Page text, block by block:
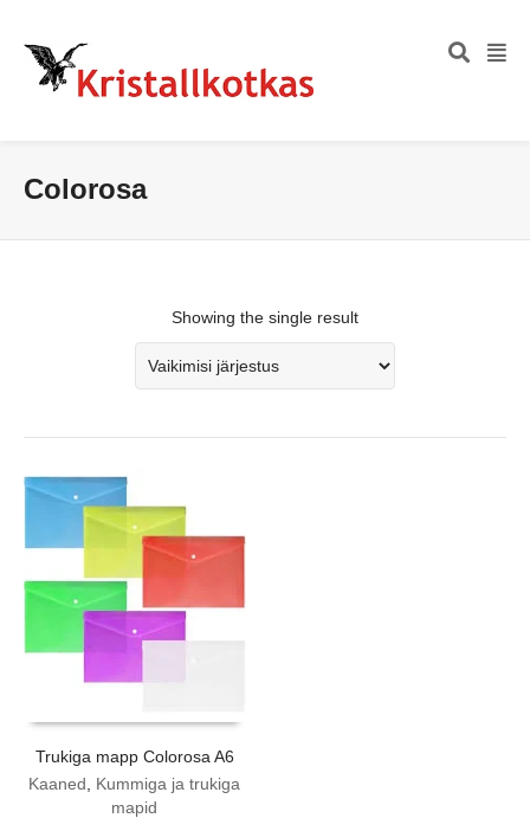
Colorosa
Showing the single result
Trukiga mapp Colorosa A6
Kaaned
Kummiga ja trukiga
mapid